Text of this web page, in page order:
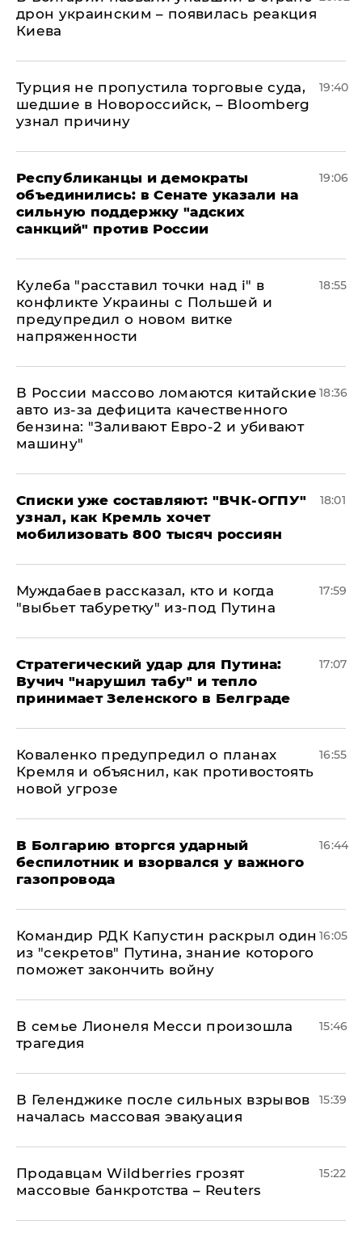
дрон украинским – появилась реакция
Киева
Турция не пропустила торговые суда,
шедшие в Новороссийск, – Bloomberg
узнал причину
19:40
Республиканцы и демократы
объединились: в Сенате указали на
сильную поддержку "адских
санкций" против России
19:06
Кулеба "расставил точки над і" в
конфликте Украины с Польшей и
предупредил о новом витке
напряженности
18:55
В России массово ломаются китайские
авто из-за дефицита качественного
бензина: "Заливают Евро-2 и убивают
машину"
18:36
Списки уже составляют: "ВЧК-ОГПУ"
узнал, как Кремль хочет
мобилизовать 800 тысяч россиян
18:01
Муждабаев рассказал, кто и когда
"выбьет табуретку" из-под Путина
17:59
Стратегический удар для Путина:
Вучич "нарушил табу" и тепло
принимает Зеленского в Белграде
17:07
Коваленко предупредил о планах
Кремля и объяснил, как противостоять
новой угрозе
16:55
В Болгарию вторгся ударный
беспилотник и взорвался у важного
газопровода
16:44
Командир РДК Капустин раскрыл один
из "секретов" Путина, знание которого
поможет закончить войну
16:05
В семье Лионеля Месси произошла
трагедия
15:46
В Геленджике после сильных взрывов
началась массовая эвакуация
15:39
Продавцам Wildberries грозят
массовые банкротства – Reuters
15:22